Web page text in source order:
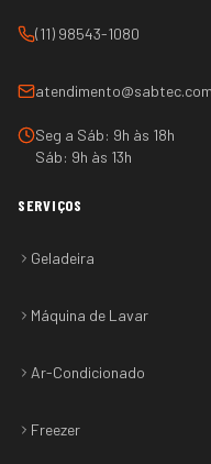
(11) 98543-1080
Seg a Sáb: 9h às 18h
Sáb: 9h às 13h
SERVIÇOS
Geladeira
Máquina de Lavar
Ar-Condicionado
Freezer